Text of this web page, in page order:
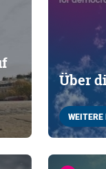
Über
WEITERE